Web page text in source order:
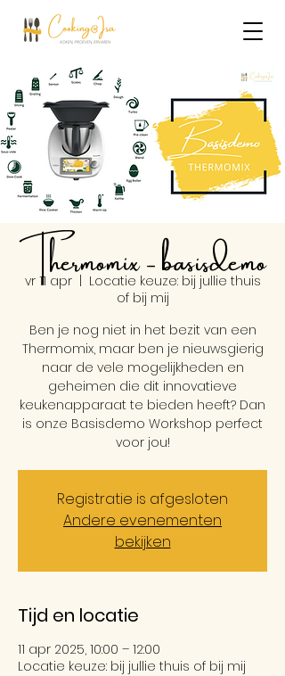
Thermomix - basisdemo
vr 11 apr
  |
Locatie keuze: bij jullie thuis
of bij mij
Ben je nog niet in het bezit van een
Thermomix, maar ben je nieuwsgierig
naar de vele mogelijkheden en
geheimen die dit innovatieve
keukenapparaat te bieden heeft? Dan
is onze Basisdemo Workshop perfect
voor jou!
Registratie is afgesloten
Andere evenementen
bekijken
Tijd en locatie
11 apr 2025, 10:00 – 12:00
Locatie keuze: bij jullie thuis of bij mij